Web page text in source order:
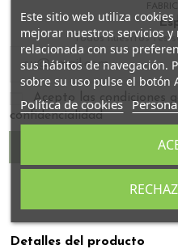
Todos nuestros tés
Acepto las condiciones
confidencialidad
Detalles del producto
Este sitio web utiliza
mejorar nuestros servicios
relacionada con sus
sus hábitos de navegación.
sobre su uso pulse el botón
Política de cookies